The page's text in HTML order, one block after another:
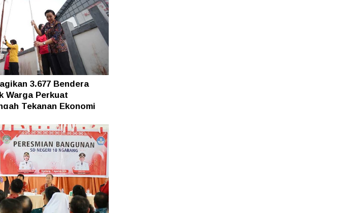
3.677 Bendera
Warga Perkuat
Tekanan Ekonomi